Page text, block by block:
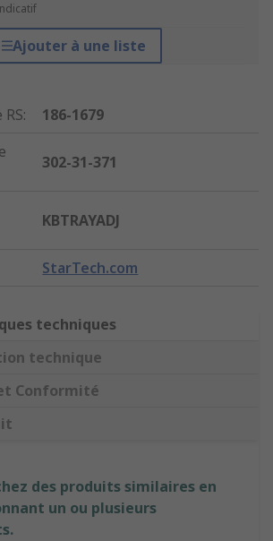
Ajouter à une liste
:
186-1679
302-31-371
KBTRAYADJ
StarTech.com
techniques
technique
Conformité
des produits similaires en
un ou plusieurs